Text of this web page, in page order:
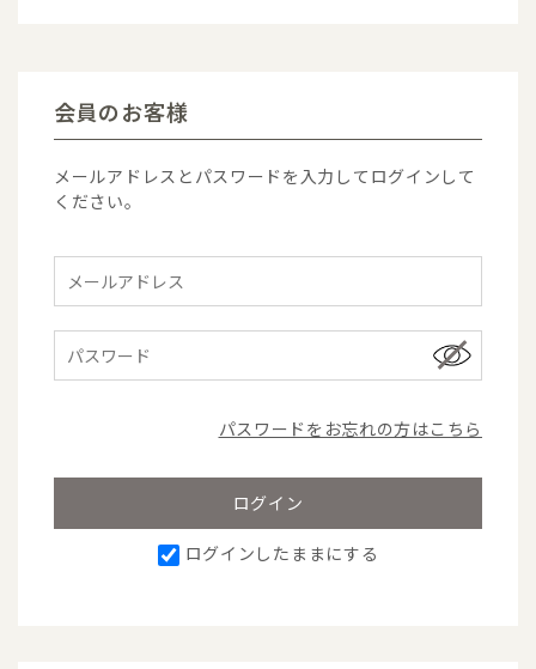
会員のお客様
メールアドレスとパスワードを入力してログインして
ください。
ログインしたままにする
パスワードをお忘れの方はこちら